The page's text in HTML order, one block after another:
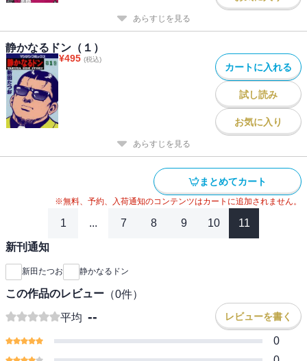
あらすじを見る
静かなるドン（１）
¥495 (税込)
カートに入れる
試し読み
お気に入り
あらすじを見る
まとめてカート
※無料、予約、入荷通知のコンテンツはカートに追加されません。
1 ... 7 8 9 10 11
新刊通知
新田たつお 静かなるドン
この作品のレビュー （0件）
平均 -- レビューを書く
0